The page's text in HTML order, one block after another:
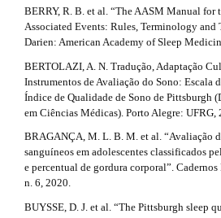
e
t
a
i
l
s
#
#
BERRY, R. B. et al. “The AASM Manual for
Associated Events: Rules, Terminology
Darien: American Academy of Sleep
BERTOLAZI, A. N. Tradução, Adaptação
Instrumentos de Avaliação do Sono: Escala
Índice de Qualidade de Sono de Pittsburgh
em Ciências Médicas). Porto Alegre: UFRG,
BRAGANÇA, M. L. B. M. et al. “Avaliação
sanguíneos em adolescentes classificados
e percentual de gordura corporal”.
n. 6, 2020.
BUYSSE, D. J. et al. “The Pittsburgh sleep